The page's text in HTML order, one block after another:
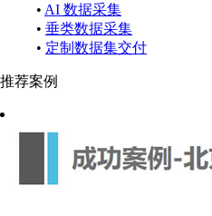
• AI 数据采集
• 垂类数据采集
• 定制数据集交付
推荐案例